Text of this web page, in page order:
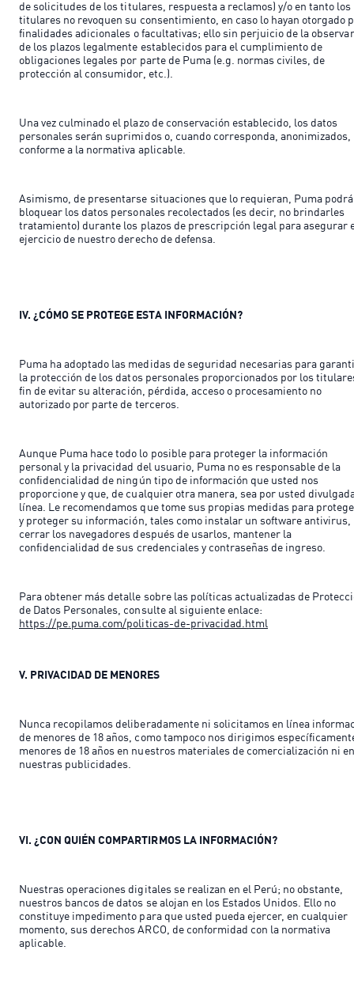
de solicitudes de los titulares, respuesta a reclamos) y/o en tanto los
titulares no revoquen su consentimiento, en caso lo hayan otorgado
finalidades adicionales o facultativas; ello sin perjuicio de la
de los plazos legalmente establecidos para el cumplimiento de
obligaciones legales por parte de Puma (e.g. normas civiles, de
protección al consumidor, etc.).
Una vez culminado el plazo de conservación establecido, los datos
personales serán suprimidos o, cuando corresponda, anonimizados,
conforme a la normativa aplicable.
Asimismo, de presentarse situaciones que lo requieran, Puma podrá
bloquear los datos personales recolectados (es decir, no brindarles
tratamiento) durante los plazos de prescripción legal para asegurar
ejercicio de nuestro derecho de defensa.
IV. ¿CÓMO SE PROTEGE ESTA INFORMACIÓN?
Puma ha adoptado las medidas de seguridad necesarias para
la protección de los datos personales proporcionados por los
fin de evitar su alteración, pérdida, acceso o procesamiento no
autorizado por parte de terceros.
Aunque Puma hace todo lo posible para proteger la información
personal y la privacidad del usuario, Puma no es responsable de la
confidencialidad de ningún tipo de información que usted nos
proporcione y que, de cualquier otra manera, sea por usted
línea. Le recomendamos que tome sus propias medidas para
y proteger su información, tales como instalar un software antivirus,
cerrar los navegadores después de usarlos, mantener la
confidencialidad de sus credenciales y contraseñas de ingreso.
Para obtener más detalle sobre las políticas actualizadas de
de Datos Personales, consulte al siguiente enlace:
https://pe.puma.com/politicas-de-privacidad.html
V. PRIVACIDAD DE MENORES
Nunca recopilamos deliberadamente ni solicitamos en línea
de menores de 18 años, como tampoco nos dirigimos
menores de 18 años en nuestros materiales de comercialización ni
nuestras publicidades.
VI. ¿CON QUIÉN COMPARTIRMOS LA INFORMACIÓN?
Nuestras operaciones digitales se realizan en el Perú; no obstante,
nuestros bancos de datos se alojan en los Estados Unidos. Ello no
constituye impedimento para que usted pueda ejercer, en cualquier
momento, sus derechos ARCO, de conformidad con la normativa
aplicable.